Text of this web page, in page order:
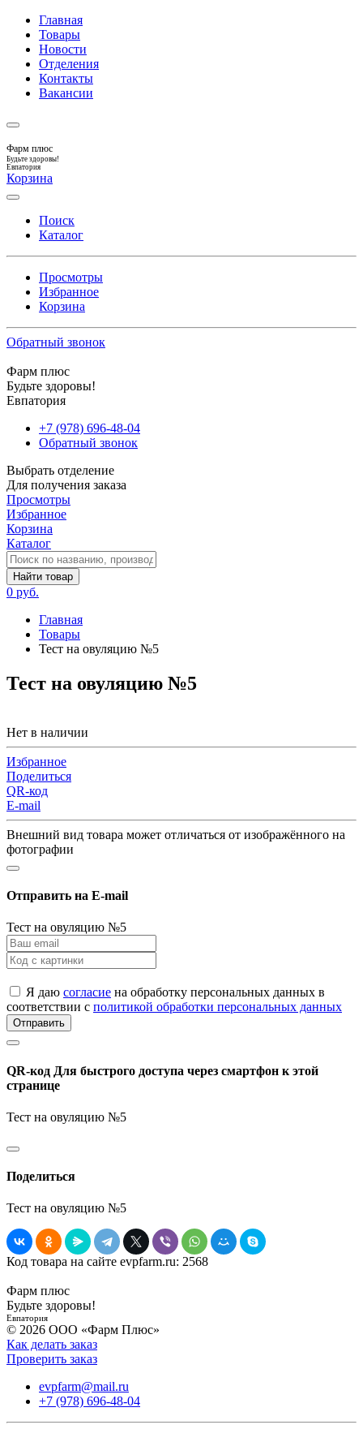
Главная
Товары
Новости
Отделения
Контакты
Вакансии
Фарм плюс
Будьте здоровы!
Евпатория
Корзина
Поиск
Каталог
Просмотры
Избранное
Корзина
Обратный звонок
Фарм плюс
Будьте здоровы!
Евпатория
+7 (978) 696-48-04
Обратный звонок
Выбрать отделение
Для получения заказа
Просмотры
Избранное
Корзина
Каталог
Найти товар
0 руб.
Главная
Товары
Тест на овуляцию №5
Тест на овуляцию №5
Нет в наличии
Избранное
Поделиться
QR-код
E-mail
Внешний вид товара может отличаться от изображённого на
фотографии
Отправить на E-mail
Тест на овуляцию №5
Я даю согласие на обработку персональных данных в
соответствии с политикой обработки персональных данных
Отправить
QR-код Для быстрого доступа через смартфон к этой
странице
Тест на овуляцию №5
Поделиться
Тест на овуляцию №5
Код товара на сайте evpfarm.ru: 2568
Фарм плюс
Будьте здоровы!
Евпатория
© 2026 ООО «Фарм Плюс»
Как делать заказ
Проверить заказ
evpfarm@mail.ru
+7 (978) 696-48-04